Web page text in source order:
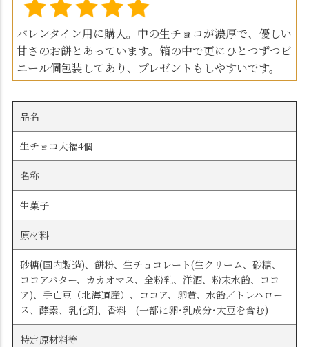
バレンタイン用に購入。中の生チョコが濃厚で、優しい
甘さのお餅とあっています。箱の中で更にひとつずつビ
ニール個包装してあり、プレゼントもしやすいです。
品名
生チョコ大福4個
名称
生菓子
原材料
砂糖(国内製造)、餅粉、生チョコレート(生クリーム、砂糖、
ココアバター、カカオマス、全粉乳、洋酒、粉末水飴、ココ
ア)、手亡豆（北海道産）、ココア、卵黄、水飴／トレハロー
ス、酵素、乳化剤、香料 (一部に卵･乳成分･大豆を含む)
特定原材料等